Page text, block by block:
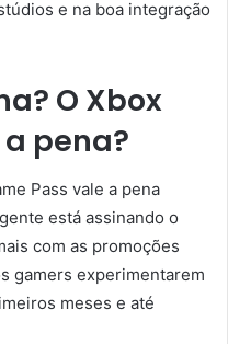
e na boa integração
O Xbox
pena?
Pass vale a pena
está assinando o
com as promoções
gamers experimentarem
meses e até